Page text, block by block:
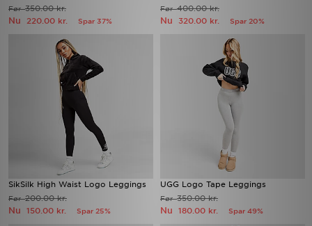
Før350.00 kr.
Nu 220.00 kr. Spar 37%
Før400.00 kr.
Nu 320.00 kr. Spar 20%
SikSilk High Waist Logo Leggings
Før200.00 kr.
Nu 150.00 kr. Spar 25%
UGG Logo Tape Leggings
Før350.00 kr.
Nu 180.00 kr. Spar 49%